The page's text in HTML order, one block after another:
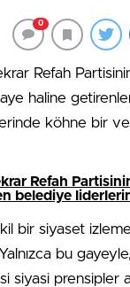
0
Refah
haline
köhne bir
Refah
belediye
bir siyaset
bu
siyasi prensipler